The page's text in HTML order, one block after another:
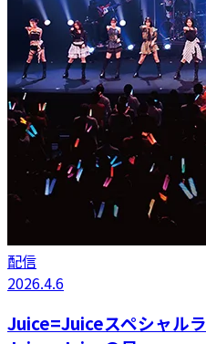
配信
2026.4.6
Juice=Juiceスペシャル